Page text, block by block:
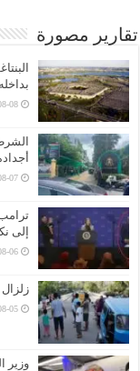
تقارير مصورة
08
07
إلى
06
زلزال بقوة 6.3 درجة
05
وزير